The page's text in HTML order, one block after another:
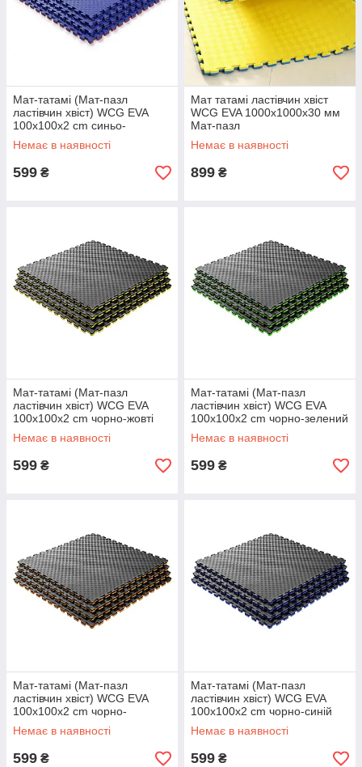
Мат-татамі (Мат-пазл
ластівчин хвіст) WCG EVA
100х100х2 cm синьо-
червоний
Немає в наявності
599 ₴
Мат татамі ластівчин хвіст
WCG EVA 1000х1000х30 мм
Мат-пазл
Немає в наявності
899 ₴
Мат-татамі (Мат-пазл
ластівчин хвіст) WCG EVA
100х100х2 cm чорно-жовті
Немає в наявності
599 ₴
Мат-татамі (Мат-пазл
ластівчин хвіст) WCG EVA
100х100х2 cm чорно-зелений
Немає в наявності
599 ₴
Мат-татамі (Мат-пазл
ластівчин хвіст) WCG EVA
100х100х2 cm чорно-
помаранчевий
Немає в наявності
599 ₴
Мат-татамі (Мат-пазл
ластівчин хвіст) WCG EVA
100х100х2 cm чорно-синій
Немає в наявності
599 ₴